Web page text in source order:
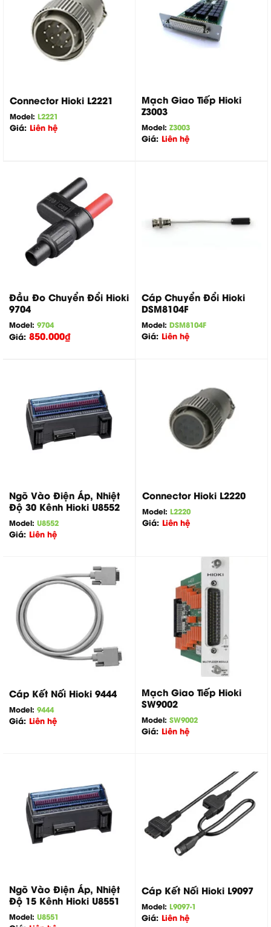
Connector Hioki L2221
Model: L2221
Giá: Liên hệ
Mạch Giao Tiếp Hioki
Z3003
Model: Z3003
Giá: Liên hệ
Đầu Đo Chuyển Đổi Hioki
9704
Model: 9704
Giá: 850.000₫
Cáp Chuyển Đổi Hioki
DSM8104F
Model: DSM8104F
Giá: Liên hệ
Ngõ Vào Điện Áp, Nhiệt
Độ 30 Kênh Hioki U8552
Model: U8552
Giá: Liên hệ
Connector Hioki L2220
Model: L2220
Giá: Liên hệ
Cáp Kết Nối Hioki 9444
Model: 9444
Giá: Liên hệ
Mạch Giao Tiếp Hioki
SW9002
Model: SW9002
Giá: Liên hệ
Ngõ Vào Điện Áp, Nhiệt
Độ 15 Kênh Hioki U8551
Model: U8551
Cáp Kết Nối Hioki L9097
Model: L9097-1
Giá: Liên hệ